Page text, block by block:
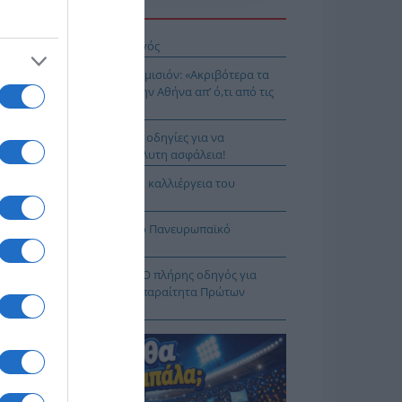
Νικάνωρ ο θαυματουργός
Αρναούτογλου προς Κομισιόν: «Ακριβότερα τα
από τους Ευζώνους στην Αθήνα απ’ ό,τι από τις
μέχρι την Ελλάδα»
χωρίς ρίσκο: 8 χρυσές οδηγίες για να
το νερό με απόλυτη ασφάλεια!
– «Project Περιφέρεια»: Η καλλιέργεια του
στη Νάουσα
η Λίμνη Στράτου για το Πανευρωπαϊκό
Σκι Νέων
φαρμακείο των διακοπών: Ο πλήρης οδηγός για
εξορμήσεις και τα απαραίτητα Πρώτων